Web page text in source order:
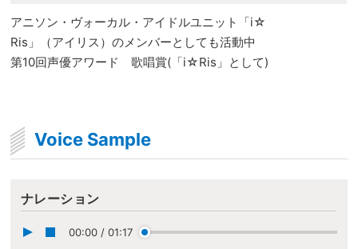
アニソン・ヴォーカル・アイドルユニット「i☆
Ris」（アイリス）のメンバーとしても活動中
第10回声優アワード 歌唱賞(「i☆Ris」として)
Voice Sample
ナレーション
00:00 / 01:17